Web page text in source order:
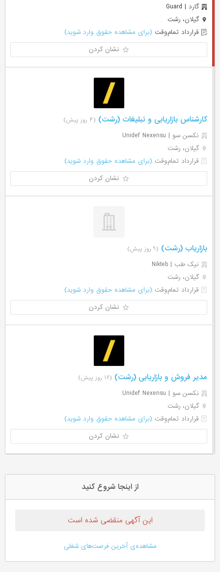
گارد | Guard
گیلان، رشت
قرارداد تمام‌وقت (برای مشاهده حقوق وارد شوید)
نشان کردن
کارشناس بازاریابی و تبلیغات (رشت) (۴ روز پیش)
نکسن سو | Unidef Nexensu
گیلان، رشت
قرارداد تمام‌وقت (برای مشاهده حقوق وارد شوید)
نشان کردن
بازاریاب (رشت) (۹ روز پیش)
نیک طب | Nikteb
گیلان، رشت
قرارداد تمام‌وقت (برای مشاهده حقوق وارد شوید)
نشان کردن
مدیر فروش و بازاریابی (رشت) (۱۶ روز پیش)
نکسن سو | Unidef Nexensu
گیلان، رشت
قرارداد تمام‌وقت (برای مشاهده حقوق وارد شوید)
نشان کردن
از اینجا شروع کنید
این آگهی منقضی شده است
مشاهده‌ی آخرین فرصت‌های شغلی